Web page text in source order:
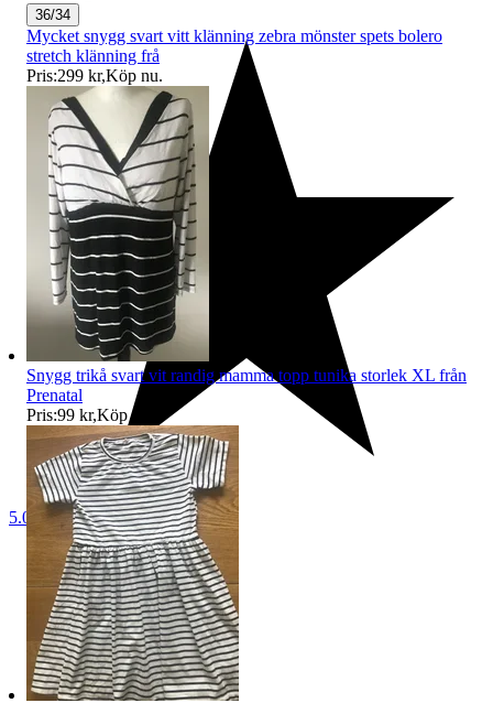
5.0
36/34
Mycket snygg svart vitt klänning zebra mönster spets bolero
stretch klänning frå
Pris:299 kr,Köp nu.
Snygg trikå svart vit randig mamma topp tunika storlek XL från
Prenatal
Pris:99 kr,Köp nu